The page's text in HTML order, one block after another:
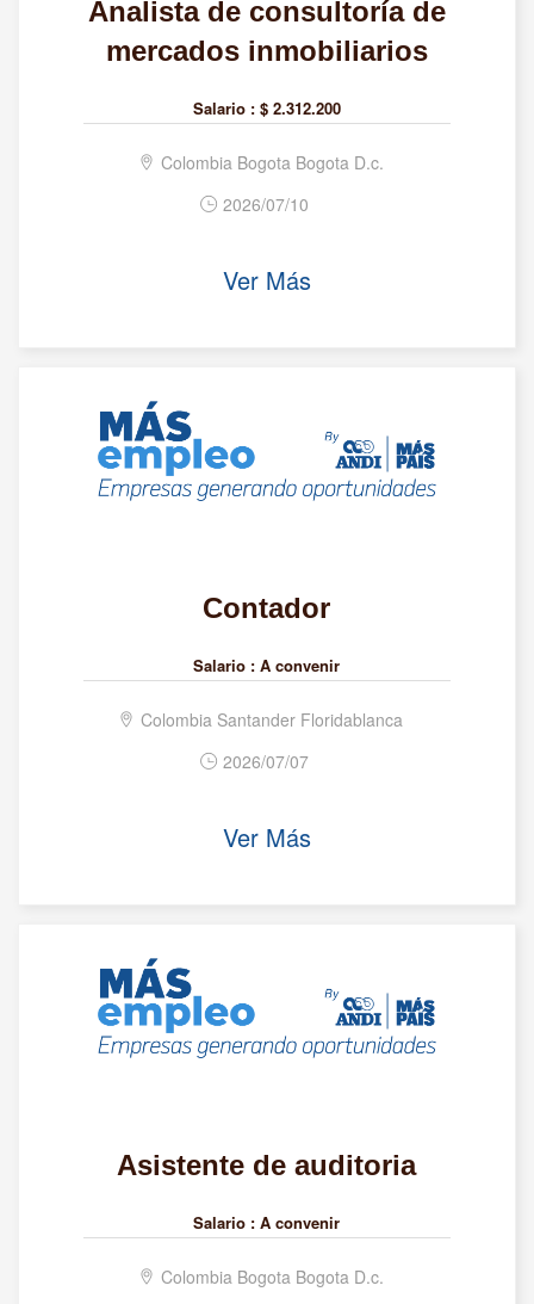
Analista de consultoría de
mercados inmobiliarios
Salario : $ 2.312.200
Colombia Bogota Bogota D.c.
2026/07/10
Ver Más
Contador
Salario : A convenir
Colombia Santander Floridablanca
2026/07/07
Ver Más
Asistente de auditoria
Salario : A convenir
Colombia Bogota Bogota D.c.